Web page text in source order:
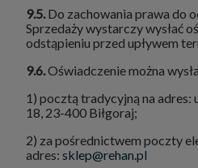
9.5. Do zachowania prawa do
Sprzedaży wystarczy wysłać
odstąpieniu przed upływem
9.6.Oświadczenie można
1) pocztą tradycyjną na adres:
18, 23-400 Biłgoraj;
2) za pośrednictwem poczty
adres: sklep@rehan.pl